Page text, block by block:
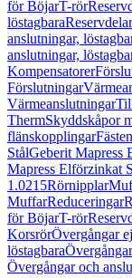
för BöjarT-rör
löstagbara
anslutningar,
anslutningar,
Kompensatorer
Förslutningar
Värmeanslutningar
ThermSkyddskåpor
flänskopplingar
StålGeberit Mapress
Mapress Elförzinkat
1.0215Rörnipplar
MuffarReduceringar
för BöjarT-rör
KorsrörÖvergångar
löstagbara
Övergångar och